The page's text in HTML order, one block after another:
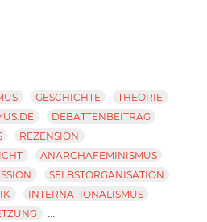
GESCHICHTE
THEORIE
DEBATTENBEITRAG
REZENSION
ANARCHAFEMINISMUS
SELBSTORGANISATION
INTERNATIONALISMUS
...